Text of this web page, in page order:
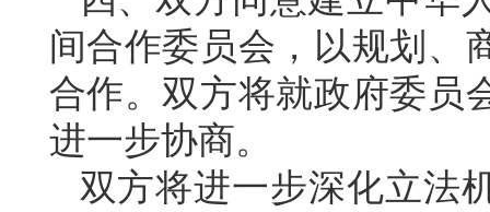
间合作委员会，以规划、
合作。双方将就政府委员
进一步协商。
双方将进一步深化立法